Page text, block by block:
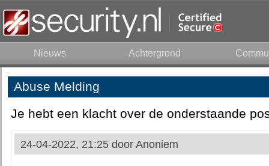
Nieuws Achtergrond
Abuse Melding
Je hebt een klacht over de onderstaande
24-04-2022, 21:25 door Anoniem